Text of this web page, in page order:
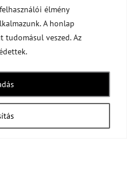
élmény
A honlap
tudomásul veszed. Az
el, ahogy látszik is a
Lánchíddal a
csoda. Olvasd el mit
illetve még mások
aVélemények